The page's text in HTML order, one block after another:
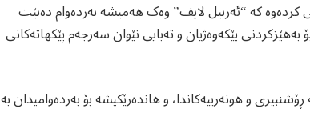
کردەوە کە “ئەربیل لایف” وەک هەمیشە بەردەوام دەبێت
بەهێزکردنی پێکەوەژیان و تەبایی نێوان سەرجەم پێکهاتەکانی
ڕۆشنبیری و هونەرییەکاندا، و هاندەرێکیشە بۆ بەردەوامیدان بە